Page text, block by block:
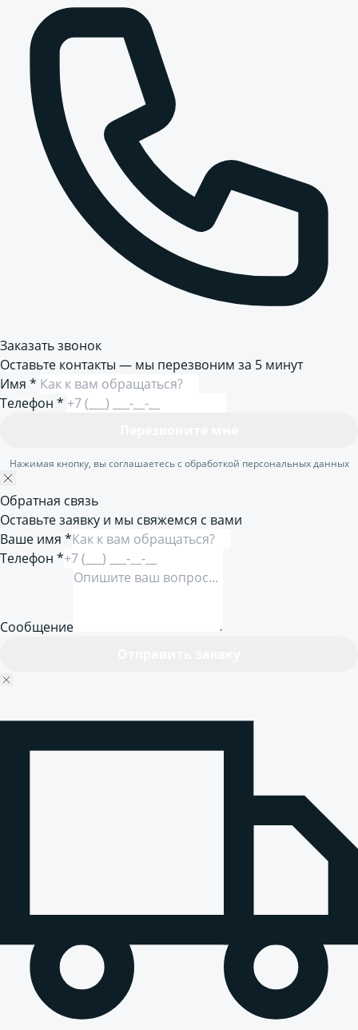
Заказать звонок
Оставьте контакты — мы перезвоним за 5 минут
Имя *
Телефон *
Нажимая кнопку, вы соглашаетесь с обработкой персональных данных
Обратная связь
Оставьте заявку и мы свяжемся с вами
Ваше имя *
Телефон *
Сообщение